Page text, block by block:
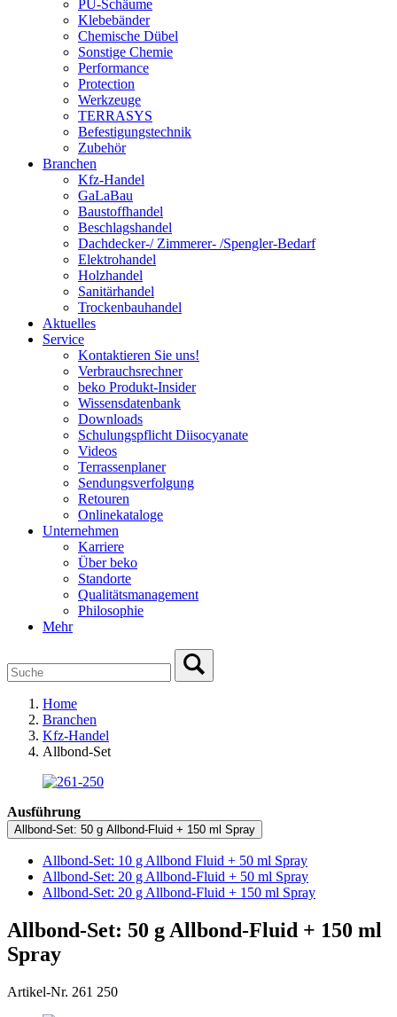
PU-Schäume
Klebebänder
Chemische Dübel
Sonstige Chemie
Performance
Protection
Werkzeuge
TERRASYS
Befestigungstechnik
Zubehör
Branchen
Kfz-Handel
GaLaBau
Baustoffhandel
Beschlagshandel
Dachdecker-/ Zimmerer- /Spengler-Bedarf
Elektrohandel
Holzhandel
Sanitärhandel
Trockenbauhandel
Aktuelles
Service
Kontaktieren Sie uns!
Verbrauchsrechner
beko Produkt-Insider
Wissensdatenbank
Downloads
Schulungspflicht Diisocyanate
Videos
Terrassenplaner
Sendungsverfolgung
Retouren
Onlinekataloge
Unternehmen
Karriere
Über beko
Standorte
Qualitätsmanagement
Philosophie
Mehr
Home
Branchen
Kfz-Handel
Allbond-Set
Ausführung
Allbond-Set: 50 g Allbond-Fluid + 150 ml Spray
Allbond-Set: 10 g Allbond Fluid + 50 ml Spray
Allbond-Set: 20 g Allbond-Fluid + 50 ml Spray
Allbond-Set: 20 g Allbond-Fluid + 150 ml Spray
Allbond-Set: 50 g Allbond-Fluid + 150 ml
Spray
Artikel-Nr. 261 250